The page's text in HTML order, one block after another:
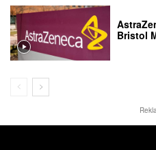
Bristol